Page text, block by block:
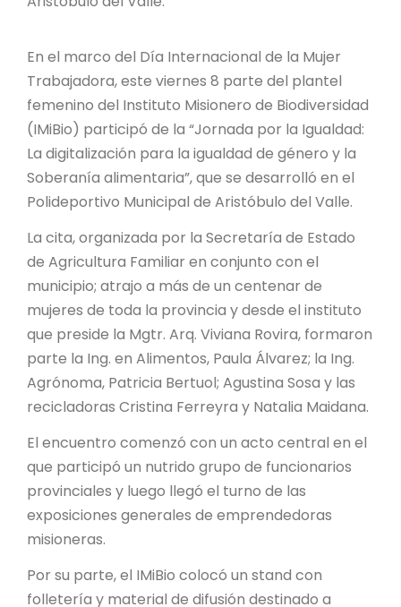
PROGRAMAS Y PROYECTOS
PROGRAMAS
PROYECTO ÁGUILAS DE MISIONES
MONUMENTOS NATURALES
REPOSITORIO
CONTACTO
En el marco del Día Internacional de la Mujer
Trabajadora, este viernes 8 parte del plantel
femenino del Instituto Misionero de Biodiversidad
(IMiBio) participó de la “Jornada por la Igualdad:
La digitalización para la igualdad de género y la
Soberanía alimentaria”, que se desarrolló en el
Polideportivo Municipal de Aristóbulo del Valle.
La cita, organizada por la Secretaría de Estado
de Agricultura Familiar en conjunto con el
municipio; atrajo a más de un centenar de
mujeres de toda la provincia y desde el instituto
que preside la Mgtr. Arq. Viviana Rovira, formaron
parte la Ing. en Alimentos, Paula Álvarez; la Ing.
Agrónoma, Patricia Bertuol; Agustina Sosa y las
recicladoras Cristina Ferreyra y Natalia Maidana.
El encuentro comenzó con un acto central en el
que participó un nutrido grupo de funcionarios
provinciales y luego llegó el turno de las
exposiciones generales de emprendedoras
misioneras.
Por su parte, el IMiBio colocó un stand con
folletería y material de difusión destinado a